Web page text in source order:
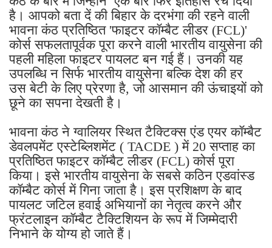
है। आपको बता दें की बिहार के दरभंगा की रहने वाली
भावना कंठ प्रतिष्ठित 'फाइटर कॉम्बैट लीडर (FCL)'
कोर्स सफलतापूर्वक पूरा करने वाली भारतीय वायुसेना की
पहली महिला फाइटर पायलट बन गई हैं। उनकी यह
उपलब्धि न सिर्फ भारतीय वायुसेना बल्कि देश की हर
उस बेटी के लिए प्रेरणा है, जो आसमान की ऊंचाइयों को
छूने का सपना देखती है।
भावना कंठ ने ग्वालियर स्थित टैक्टिक्स एंड एयर कॉम्बैट
डेवलपमेंट एस्टेब्लिशमेंट ( TACDE ) में 20 सप्ताह का
प्रतिष्ठित फाइटर कॉम्बैट लीडर (FCL) कोर्स पूरा
किया। इसे भारतीय वायुसेना के सबसे कठिन एडवांस्ड
कॉम्बैट कोर्स में गिना जाता है। इस प्रशिक्षण के बाद
पायलट जटिल हवाई अभियानों का नेतृत्व करने और
फ्रंटलाइन कॉम्बैट टैक्टिशियन के रूप में जिम्मेदारी
निभाने के योग्य हो जाते हैं।